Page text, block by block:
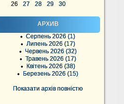
26
27 28 29 30
АРХИВ
Серпень 2026 (1)
Липень 2026 (17)
Червень 2026 (32)
Травень 2026 (17)
Квітень 2026 (38)
Березень 2026 (15)
Показати архів повністю